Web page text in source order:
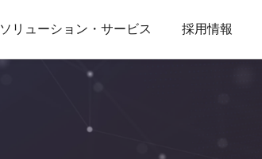
ソリューション・サービス 採用情報